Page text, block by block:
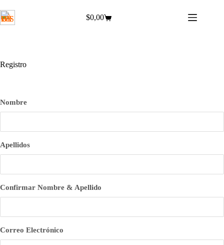
al
contenido
Carro
$0,00
Registro
Nombre
Apellidos
Confirmar Nombre & Apellido
Correo Electrónico